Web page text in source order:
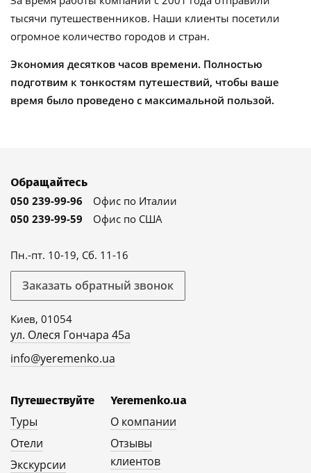
тысячи путешественников. Наши клиенты посетили
огромное количество городов и стран.
Экономия десятков часов времени. Полностью
подготвим к тонкостям путешествий, чтобы ваше
время было проведено с максимальной пользой.
Обращайтесь
050 239-99-96
Офис по Италии
050 239-99-59
Офис по США
Пн.-пт. 10-19, Сб. 11-16
Заказать обратный звонок
Киев, 01054
ул. Олеся Гончара 45а
info@yeremenko.ua
Путешествуйте
Туры
Отели
Экскурсии
Yeremenko.ua
О компании
Отзывы
клиентов